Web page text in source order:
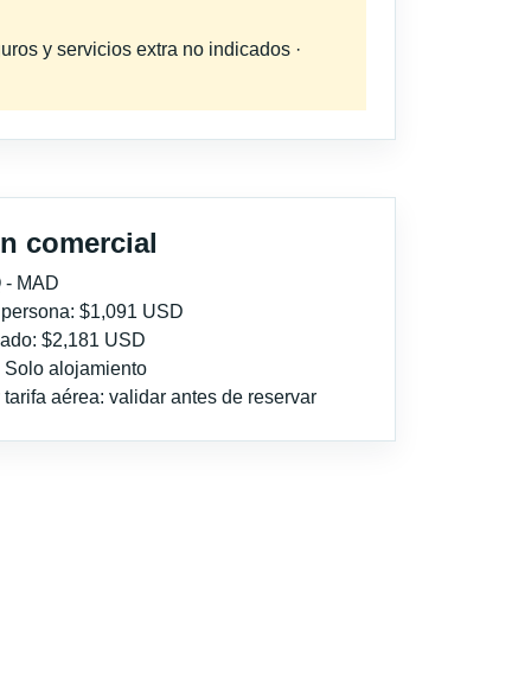
y servicios extra no indicados ·
comercial
- MAD
$1,091 USD
$2,181 USD
Solo alojamiento
aérea: validar antes de reservar